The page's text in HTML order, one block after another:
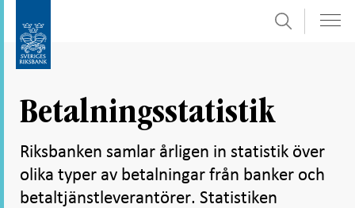
direkt
undersidor
Sök
Betalningsstatistik
Riksbanken samlar årligen in statistik över
olika typer av betalningar från banker och
betaltjänstleverantörer. Statistiken